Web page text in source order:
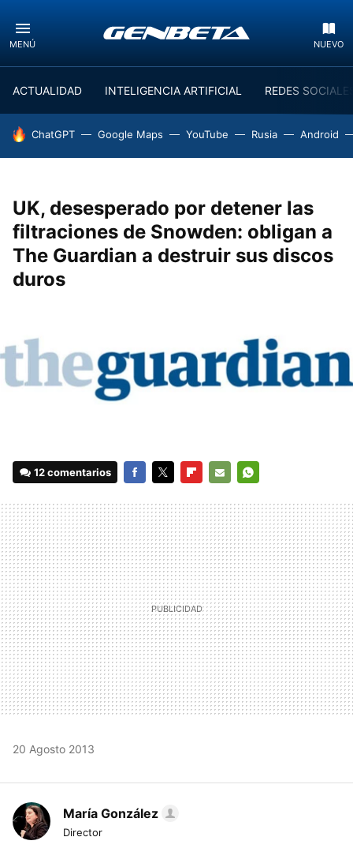
MENÚ NUEVO
ACTUALIDAD INTELIGENCIA ARTIFICIAL REDES
HOY SE HABLA DE
ChatGPT Google Maps YouTube Rusia Android
UK, desesperado por detener las
filtraciones de Snowden: obligan a
The Guardian a destruir sus discos
duros
12 comentarios
MAIL
20 Agosto 2013
María González
Director